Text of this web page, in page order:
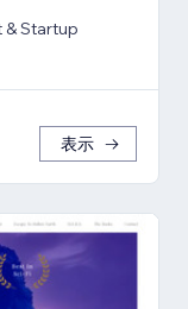
& Startup
表示